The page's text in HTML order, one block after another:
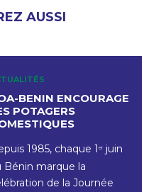
AUSSI
BENIN ENCOURAGE
POTAGERS
1985, chaque 1er juin
Bénin marque la
de la Journée